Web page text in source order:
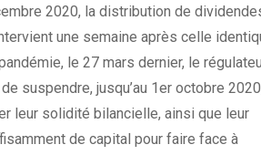
2020, la distribution de
une semaine après celle
le 27 mars dernier, le
suspendre, jusqu’au 1er octobre
leur solidité bilancielle, ainsi que leur
de capital pour faire face à